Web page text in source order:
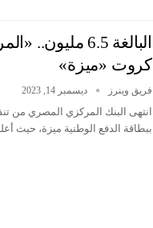
البالغة 6.5
كروت «ميزة»
فريق وينرز ديسمبر 14, 2023
ببطاقة الدفع الوطنية ميزة، حيث